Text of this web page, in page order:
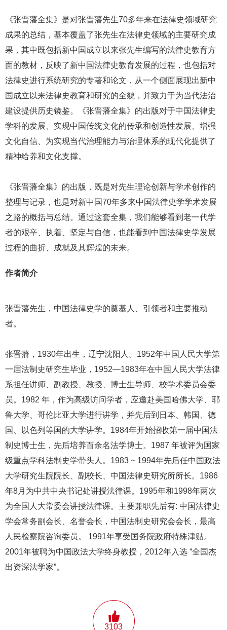
《张晋藩全集》是对张晋藩先生70多年来在法律史领域研究
成果的总结，基本覆盖了张先生在法律史领域的主要研究成
果，其中既包括新中国成立以来张先生编写的法律史教育方
面的教材，反映了新中国法律史教育发展的过程，也包括对
法律史进行系统研究的专著和论文，从一个侧面展现出新中
国成立以来法律史教育和研究的全貌，并致力于为当代法治
建设提供历史镜鉴。《张晋藩全集》的出版对于中国法律史
学科的发展、实现中国传统文化的传承和创造性发展、增强
文化自信、为实现当代治理能力与治理体系的现代化提供了
精神给养和文化支撑。
《张晋藩全集》的出版，既是对先生理论创新与学术创作的
整理与记录，也是对新中国70年多来中国法律史学学术发展
之路的概括与总结。通过这套全集，我们能够看到老一代学
者的艰辛、执着、坚定与自信，也能看到中国法律史学发展
过程的曲折、成就及其辉煌的未来。
作者简介
张晋藩先生，中国法律史学的奠基人、引领者和主要推动
者。
张晋藩，1930年出生，辽宁沈阳人。1952年中国人民大学第
一届法制史研究生毕业，1952—1983年在中国人民大学法律
系担任讲师、副教授、教授、博士生导师、校学术委员会委
员。1982 年，作为高级访问学者，应邀赴美国哈佛大学、耶
鲁大学、哥伦比亚大学进行讲学，并先后到日本、韩国、德
国、以色列等国的大学讲学。1984年开始招收第一届中国法
制史博士生，先后培养百余名法学博士。1987 年被评为国家
级重点学科法制史学带头人。1983 ~ 1994年先后任中国政法
大学研究生院院长、副校长、中国法律史研究所所长。1986
年8月为中共中央书记处讲授法律课。1995年和1998年两次
为全国人大常委会讲授法律课。主要兼职先后有: 中国法律史
学会常务副会长、名誉会长，中国法制史研究会会长，最高
人民检察院咨询委员。 1991年享受国务院政府特殊津贴。
2001年被聘为中国政法大学终身教授，2012年入选 “全国杰
出资深法学家”。
3103